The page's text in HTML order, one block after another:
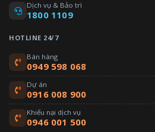
Dịch vụ & Bảo trì
1800 1109
HOTLINE 24/7
Bán hàng
0949 598 068
Dự án
0916 008 900
Khiếu nại dịch vụ
0946 001 500